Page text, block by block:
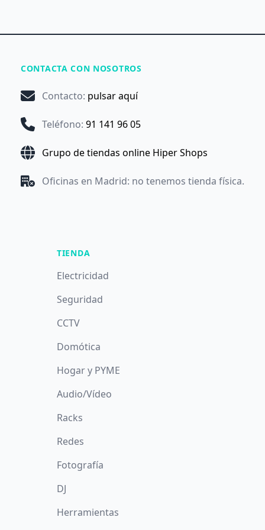
CONTACTA CON NOSOTROS
Contacto: pulsar aquí
Teléfono: 91 141 96 05
Grupo de tiendas online Hiper Shops
Oficinas en Madrid: no tenemos tienda física.
TIENDA
Electricidad
Seguridad
CCTV
Domótica
Hogar y PYME
Audio/Vídeo
Racks
Redes
Fotografía
DJ
Herramientas